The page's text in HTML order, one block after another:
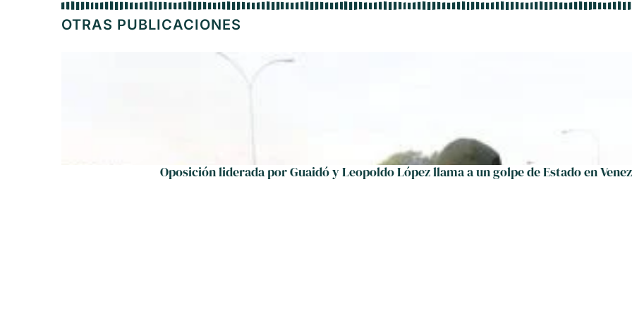
OTRAS PUBLICACIONES
Oposición liderada por Guaidó y Leopoldo López llama a un golpe de Estado en